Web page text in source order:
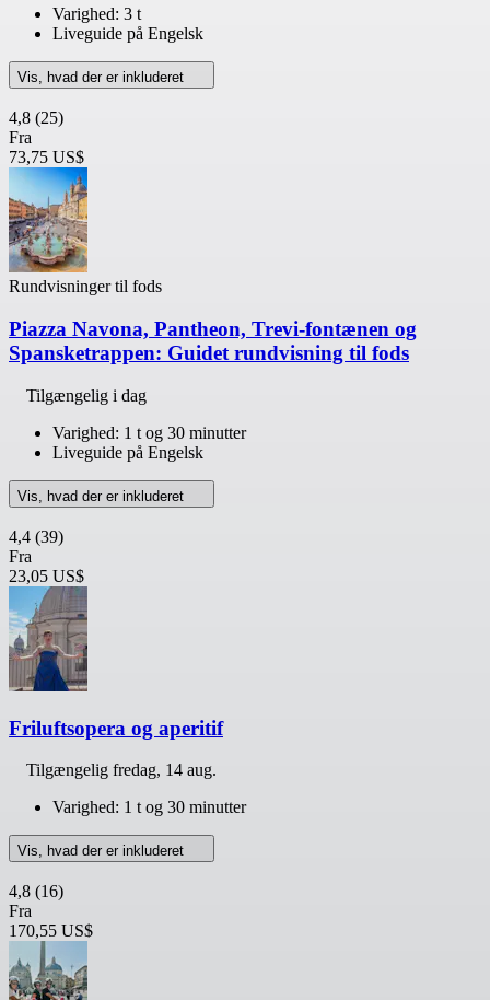
Varighed: 3 t
Liveguide på Engelsk
Vis, hvad der er inkluderet
4,8 (25)
Fra
73,75 US$
Rundvisninger til fods
Piazza Navona, Pantheon, Trevi-fontænen og
Spansketrappen: Guidet rundvisning til fods
Tilgængelig i dag
Varighed: 1 t og 30 minutter
Liveguide på Engelsk
Vis, hvad der er inkluderet
4,4 (39)
Fra
23,05 US$
Friluftsopera og aperitif
Tilgængelig fredag, 14 aug.
Varighed: 1 t og 30 minutter
Vis, hvad der er inkluderet
4,8 (16)
Fra
170,55 US$